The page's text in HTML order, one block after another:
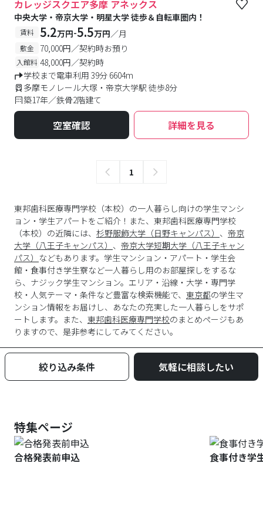
カレッジスクエア多摩 アネックス
中央大学・帝京大学・明星大学 徒歩＆自転車圏内！
賃料 5.2万円-5.5万円／月
敷金 70,000円／契約時お預り
入館料 48,000円／契約時
学校まで電車利用 39分 6604m
多摩モノレール大塚・帝京大学駅 徒歩8分
築17年／鉄骨2階建て
空室確認 詳細を見る
1
東邦歯科医療専門学校（本校）の一人暮らし向けの学生マンシ
ョン・学生アパートをご紹介！また、東邦歯科医療専門学校
（本校）の近隣には、 杉野服飾大学（日野キャンパス） 、 帝京
大学（八王子キャンパス） 、 帝京大学短期大学（八王子キャン
パス） などもあります。学生マンション・アパート・学生会
館・食事付き学生寮など一人暮らし用のお部屋探しをするな
ら、ナジック学生マンション。エリア・沿線・大学・専門学
校・人気テーマ・条件など豊富な検索機能で、 東京都の学生マ
ンション情報をお届けし、あなたの充実した一人暮らしをサポ
ートします。また、 東邦歯科医療専門学校のまとめページもあ
りますので、是非参考にしてみてください。
絞り込み条件 気軽に相談したい
特集ページ
合格発表前申込 食事付き学